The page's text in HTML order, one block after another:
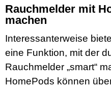
Rauchmelder mit
machen
Interessanterweise
eine Funktion, mit der
Rauchmelder „smart“
HomePods können